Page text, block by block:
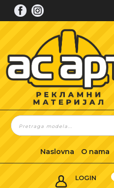
Skip
Products
search
Naslovna O nama
LOGIN